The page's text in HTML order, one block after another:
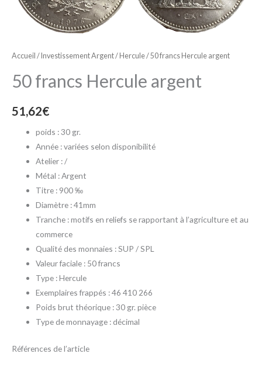
Accueil / Investissement Argent/ Hercule/ 50 francs Hercule argent
50 francs Hercule argent
51,62€
poids : 30 gr.
Année : variées selon disponibilité
Atelier : /
Métal : Argent
Titre : 900 ‰
Diamètre : 41mm
Tranche : motifs en reliefs se rapportant à l’agriculture et au
commerce
Qualité des monnaies : SUP / SPL
Valeur faciale : 50 francs
Type : Hercule
Exemplaires frappés : 46 410 266
Poids brut théorique : 30 gr. pièce
Type de monnayage : décimal
Références de l’article